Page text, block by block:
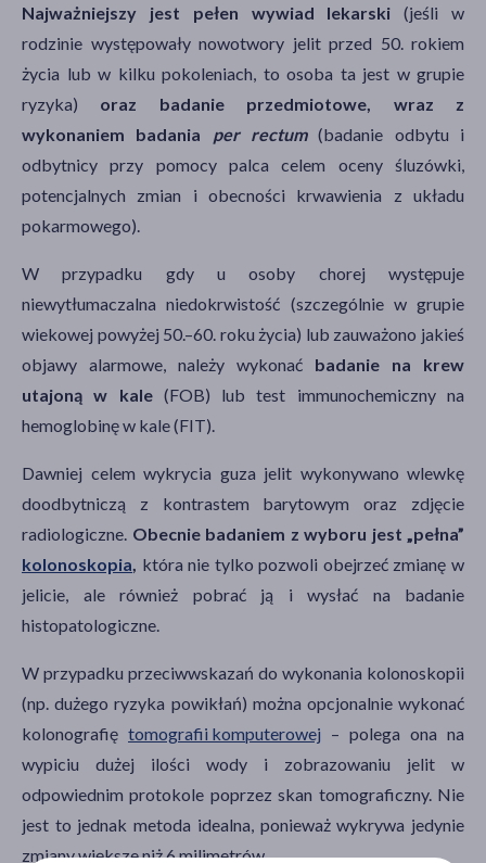
Najważniejszy jest pełen wywiad lekarski (jeśli w
rodzinie występowały nowotwory jelit przed 50. rokiem
życia lub w kilku pokoleniach, to osoba ta jest w grupie
ryzyka) oraz badanie przedmiotowe, wraz z
wykonaniem badania per rectum(badanie odbytu i
odbytnicy przy pomocy palca celem oceny śluzówki,
potencjalnych zmian i obecności krwawienia z układu
pokarmowego).
W przypadku gdy u osoby chorej występuje
niewytłumaczalna niedokrwistość (szczególnie w grupie
wiekowej powyżej 50.–60. roku życia) lub zauważono jakieś
objawy alarmowe, należy wykonać badanie na krew
utajoną w kale(FOB) lub test immunochemiczny na
hemoglobinę w kale (FIT).
Dawniej celem wykrycia guza jelit wykonywano wlewkę
doodbytniczą z kontrastem barytowym oraz zdjęcie
radiologiczne. Obecnie badaniem z wyboru jest „pełna”
kolonoskopia która nie tylko pozwoli obejrzeć zmianę w
jelicie, ale również pobrać ją i wysłać na badanie
histopatologiczne.
W przypadku przeciwwskazań do wykonania kolonoskopii
(np. dużego ryzyka powikłań) można opcjonalnie wykonać
kolonografię tomografii komputerowej – polega ona na
wypiciu dużej ilości wody i zobrazowaniu jelit w
odpowiednim protokole poprzez skan tomograficzny. Nie
jest to jednak metoda idealna, ponieważ wykrywa jedynie
zmiany większe niż 6 milimetrów.